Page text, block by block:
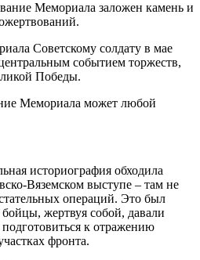
Мемориала заложен камень и
Советскому солдату в мае
событием торжеств,
Победы.
Мемориала может любой
историография обходила
Вяземском выступе – там не
операций. Это был
жертвуя собой, давали
к отражению
фронта.